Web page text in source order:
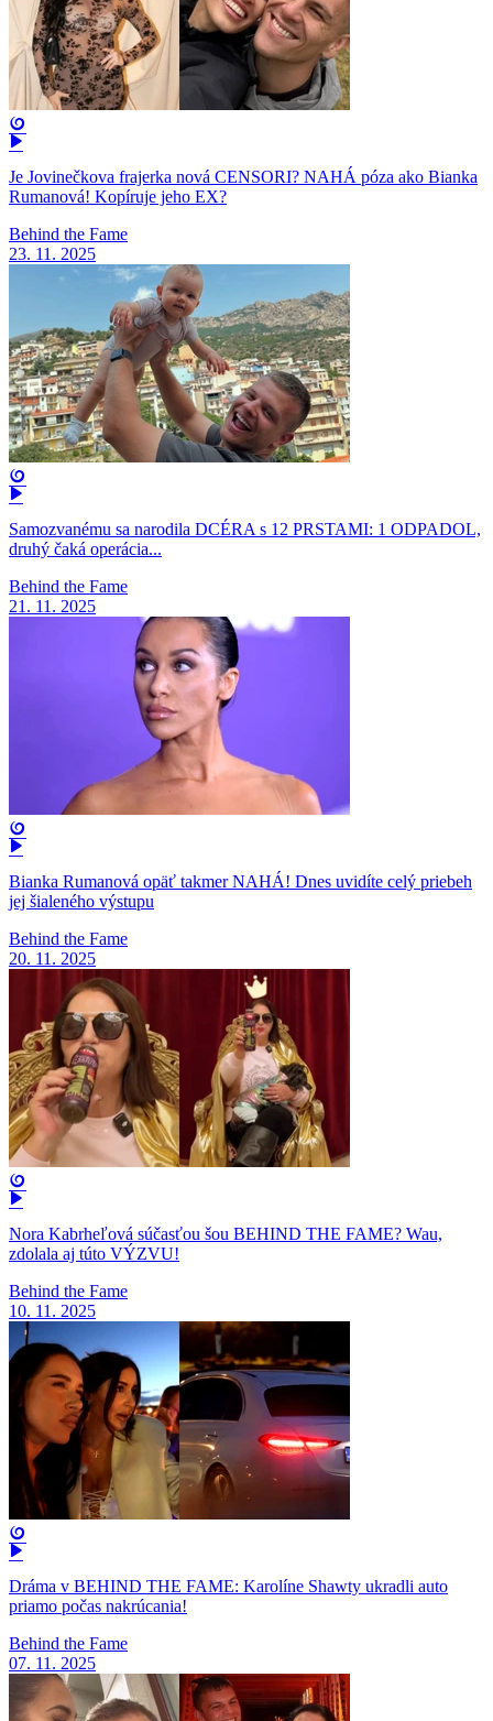
Je Jovinečkova frajerka nová CENSORI? NAHÁ póza ako Bianka
Rumanová! Kopíruje jeho EX?
Behind the Fame
23. 11. 2025
Samozvanému sa narodila DCÉRA s 12 PRSTAMI: 1 ODPADOL,
druhý čaká operácia...
Behind the Fame
21. 11. 2025
Bianka Rumanová opäť takmer NAHÁ! Dnes uvidíte celý priebeh
jej šialeného výstupu
Behind the Fame
20. 11. 2025
Nora Kabrheľová súčasťou šou BEHIND THE FAME? Wau,
zdolala aj túto VÝZVU!
Behind the Fame
10. 11. 2025
Dráma v BEHIND THE FAME: Karolíne Shawty ukradli auto
priamo počas nakrúcania!
Behind the Fame
07. 11. 2025